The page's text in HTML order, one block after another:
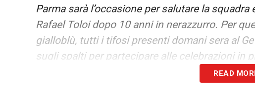
Parma sarà l’occasione per salutare la
Rafael Toloi dopo 10 anni in nerazzurro. Per
gialloblù, tutti i tifosi presenti domani sera al
sugli spalti per partecipare alle celebrazioni in
LA PLAYLIST DELLE NOSTRE TOP NEWS
READ